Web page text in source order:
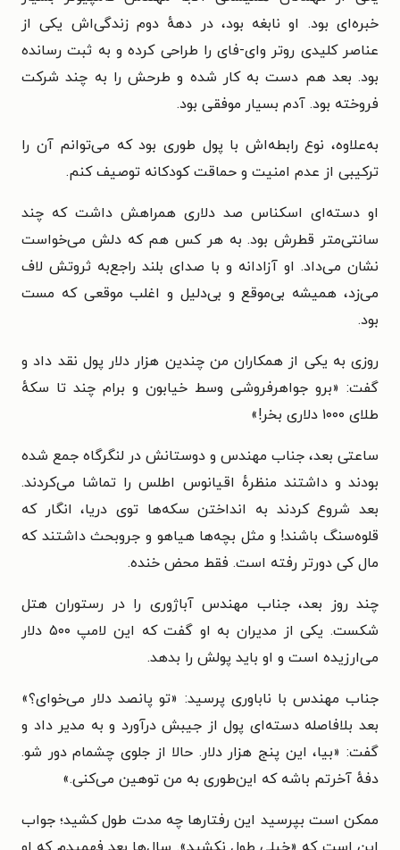
خبره‌ای بود. او نابغه بود، در دههٔ دوم زندگی‌اش یکی از
عناصر کلیدی روتر وای-فای را طراحی کرده و به ثبت رسانده
بود. بعد هم دست به کار شده و طرحش را به چند شرکت
فروخته بود. آدم بسیار موفقی بود.
به‌علاوه، نوع رابطه‌اش با پول طوری بود که می‌توانم آن را
ترکیبی از عدم امنیت و حماقت کودکانه توصیف کنم.
او دسته‌ای اسکناس صد دلاری همراهش داشت که چند
سانتی‌متر قطرش بود. به هر کس هم که دلش می‌خواست
نشان می‌داد. او آزادانه و با صدای بلند راجع‌به ثروتش لاف
می‌زد، همیشه بی‌موقع و بی‌دلیل و اغلب موقعی که مست
بود.
روزی به یکی از همکاران من چندین هزار دلار پول نقد داد و
گفت: «برو جواهرفروشی وسط خیابون و برام چند تا سکهٔ
طلای ۱۰۰۰ دلاری بخر!»
ساعتی بعد، جناب مهندس و دوستانش در لنگرگاه جمع شده
بودند و داشتند منظرهٔ اقیانوس اطلس را تماشا می‌کردند.
بعد شروع کردند به انداختن سکه‌ها توی دریا، انگار که
قلوه‌سنگ باشند! و مثل بچه‌ها هیاهو و جروبحث داشتند که
مال کی دورتر رفته است. فقط محض خنده.
چند روز بعد، جناب مهندس آباژوری را در رستوران هتل
شکست. یکی از مدیران به او گفت که این لامپ ۵۰۰ دلار
می‌ارزیده است و او باید پولش را بدهد.
جناب مهندس با ناباوری پرسید: «تو پانصد دلار می‌خوای؟»
بعد بلافاصله دسته‌ای پول از جیبش درآورد و به مدیر داد و
گفت: «بیا، این پنج هزار دلار. حالا از جلوی چشمام دور شو.
دفهٔ آخرتم باشه که این‌طوری به من توهین می‌کنی.»
ممکن است بپرسید این رفتارها چه مدت طول کشید؛ جواب